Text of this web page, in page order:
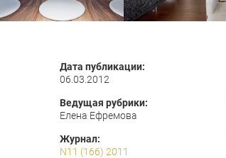
Дата публикации:
06.03.2012
Ведущая рубрики:
Елена Ефремова
Журнал:
N11 (166) 2011